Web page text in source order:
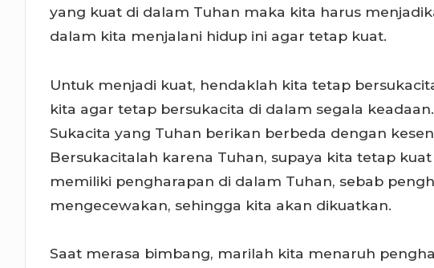
yang kuat di dalam Tuhan maka kita harus
dalam kita menjalani hidup ini agar tetap kuat.
Untuk menjadi kuat, hendaklah kita tetap
kita agar tetap bersukacita di dalam segala
Sukacita yang Tuhan berikan berbeda dengan
Bersukacitalah karena Tuhan, supaya kita tetap
memiliki pengharapan di dalam Tuhan, sebab
mengecewakan, sehingga kita akan dikuatkan.
Saat merasa bimbang, marilah kita menaruh